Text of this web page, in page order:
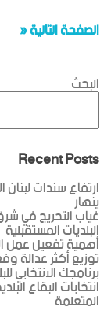
الصفحة التالية «
البحث
Recent Posts
ارتفاع سندات
ينهار
غياب التحريج في
البلديات المستقبلية
أهمية تفعيل عمل
توزيع أكثر عدالة
برنامجك الانتخابي
انتخابات البقاع
المتعلمة